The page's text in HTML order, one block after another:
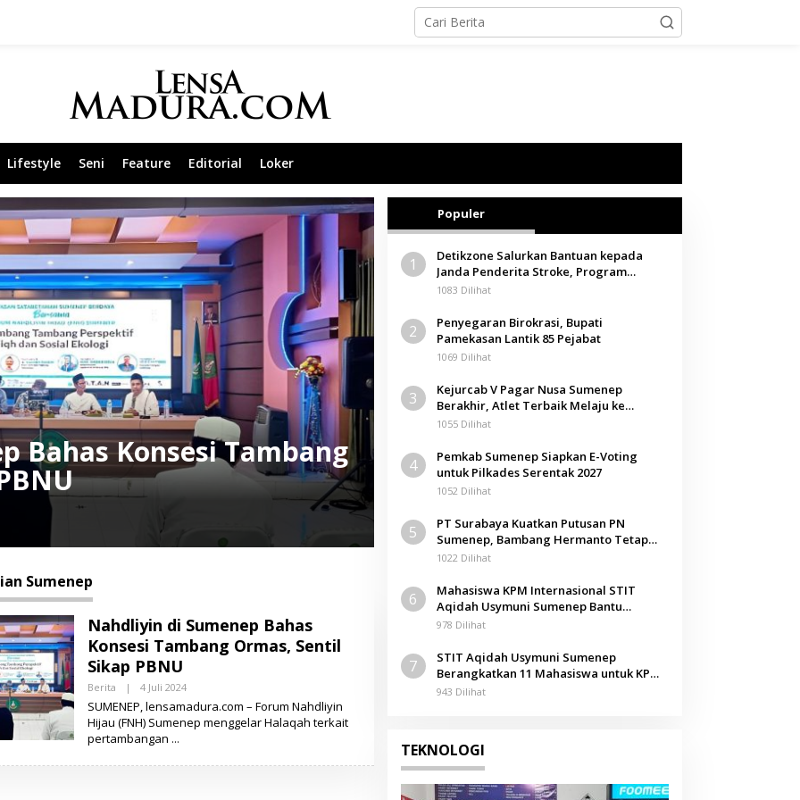
Lifestyle Seni Feature Editorial Loker
Bahas Konsesi Tambang
Sumenep
Nahdliyin di Sumenep Bahas
Konsesi Tambang Ormas, Sentil
Sikap PBNU
Berita | 4 Juli 2024O
E
H
SUMENEP, lensamadura.com – Forum Nahdliyin
Hijau (FNH) Sumenep menggelar Halaqah terkait
pertambangan
Populer
1
Detikzone Salurkan Bantuan kepada
Janda Penderita Stroke, Program
Berbagi Masuki Hari ke-61
1083 Dilihat
2
Penyegaran Birokrasi, Bupati
Pamekasan Lantik 85 Pejabat
1069 Dilihat
3
Kejurcab V Pagar Nusa Sumenep
Berakhir, Atlet Terbaik Melaju ke
Kejurwil Jatim
1055 Dilihat
4
Pemkab Sumenep Siapkan E-Voting
untuk Pilkades Serentak 2027
1052 Dilihat
5
PT Surabaya Kuatkan Putusan PN
Sumenep, Bambang Hermanto Tetap
Dinyatakan Pemilik Sah Tanah di
1022 Dilihat
6
Mahasiswa KPM Internasional STIT
Aqidah Usymuni Sumenep Bantu
Pengurusan Jenazah WNI di Malaysia
978 Dilihat
7
STIT Aqidah Usymuni Sumenep
Berangkatkan 11 Mahasiswa untuk KPM
Internasional di Malaysia
943 Dilihat
TEKNOLOGI